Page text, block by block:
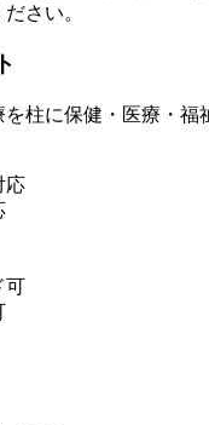
さい。
柱に保健・医療・福